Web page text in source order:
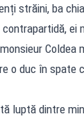
străini, ba
ei
Coldea
o duc în spate
luptă dintre